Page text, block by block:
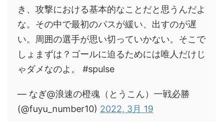
き、攻撃における基本的なことだと思うんだよ
な。その中で最初のパスが緩い、出すのが遅
い。周囲の選手が思い切っていかない。そこで
しょまずは？ゴールに迫るためには唯人だけじ
ゃダメなのよ。 #spulse
— なぎ@浪速の橙魂（とうこん）一戦必勝
(@fuyu_number10) 2022, 3月 19